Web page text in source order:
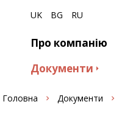
UK BG RU
Про компанію
Документи
Головна Документи